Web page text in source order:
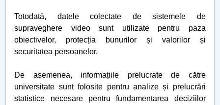
Totodată, datele colectate de sistemele de
supraveghere video sunt utilizate pentru paza
obiectivelor, protecția bunurilor și valorilor și
securitatea persoanelor.
De asemenea, informațiile prelucrate de către
universitate sunt folosite pentru analize și prelucrări
statistice necesare pentru fundamentarea deciziilor